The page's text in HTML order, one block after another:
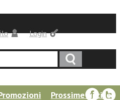
Login
Prossime uscite